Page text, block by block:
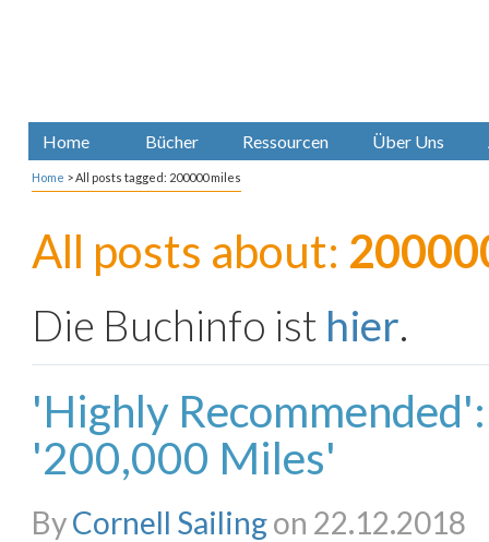
Home Bücher Ressourcen Über Uns
Home >All posts tagged: 200000 miles
All posts about:
Die Buchinfo ist hier.
'Highly
'200,000 Miles'
ByCornell Sailingon 22.12.2018